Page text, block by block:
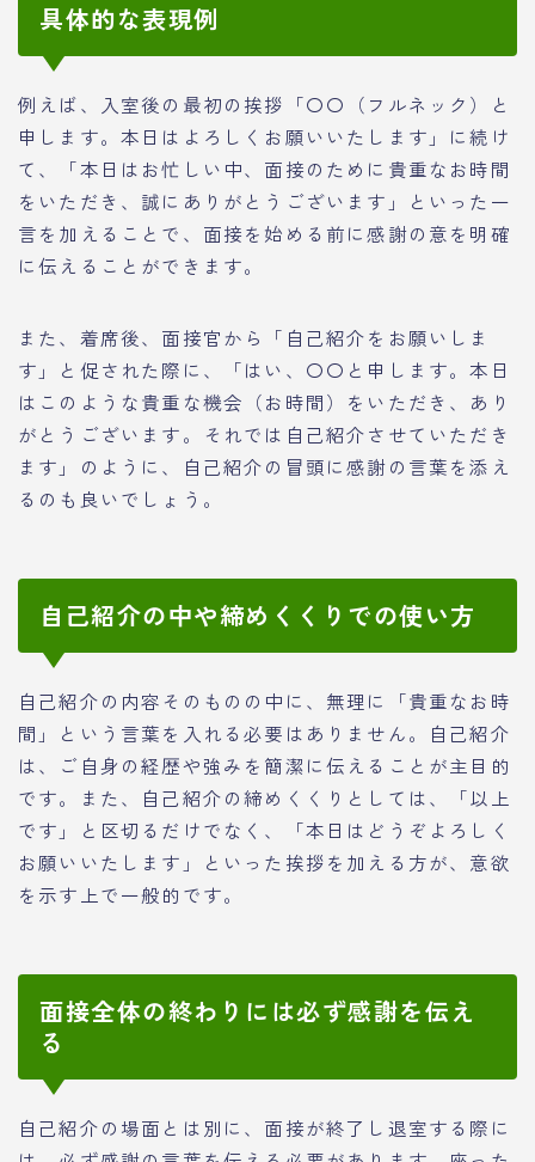
具体的な表現例
例えば、入室後の最初の挨拶「〇〇（フルネック）と
申します。本日はよろしくお願いいたします」に続け
て、「本日はお忙しい中、面接のために貴重なお時間
をいただき、誠にありがとうございます」といった一
言を加えることで、面接を始める前に感謝の意を明確
に伝えることができます。
また、着席後、面接官から「自己紹介をお願いしま
す」と促された際に、「はい、〇〇と申します。本日
はこのような貴重な機会（お時間）をいただき、あり
がとうございます。それでは自己紹介させていただき
ます」のように、自己紹介の冒頭に感謝の言葉を添え
るのも良いでしょう。
自己紹介の中や締めくくりでの使い方
自己紹介の内容そのものの中に、無理に「貴重なお時
間」という言葉を入れる必要はありません。自己紹介
は、ご自身の経歴や強みを簡潔に伝えることが主目的
です。また、自己紹介の締めくくりとしては、「以上
です」と区切るだけでなく、「本日はどうぞよろしく
お願いいたします」といった挨拶を加える方が、意欲
を示す上で一般的です。
面接全体の終わりには必ず感謝を伝え
る
自己紹介の場面とは別に、面接が終了し退室する際に